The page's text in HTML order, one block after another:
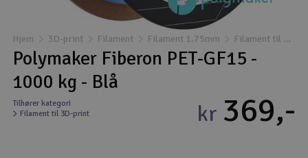
Droner til FPV
Fly
Helikopter
Hjem 3D-print Filament Filament 1.75mm Filament til 3D-print
Polymaker Fiberon PET-GF15 -
1000 kg - Blå
Tilhører kategori
Filament til 3D-print
kr 369,-